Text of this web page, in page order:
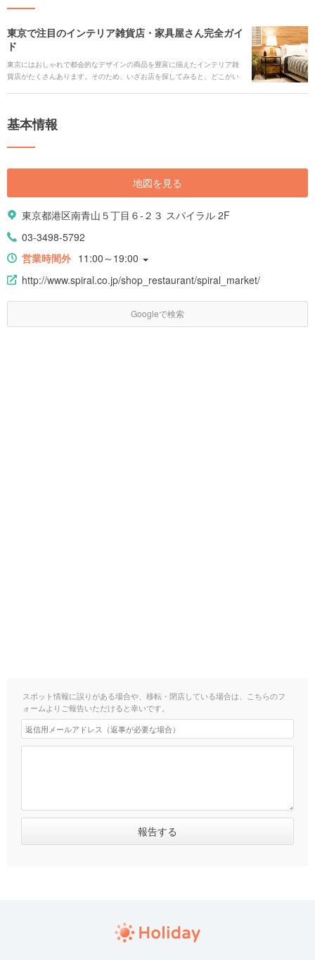
東京で注目のインテリア雑貨店・家具屋さん完全ガイ
ド
東京にはおしゃれで都会的なデザインの商品を豊富に揃えたインテリア雑
貨店がたくさんあります。そのため、いざお店を探してみると、どこがい
基本情報
地図を見る
東京都港区南青山５丁目６-２３ スパイラル 2F
03-3498-5792
営業時間外 11:00～19:00
http://www.spiral.co.jp/shop_restaurant/spiral_market/
Googleで検索
スポット情報に誤りがある場合や、移転・閉店している場合は、こちらのフ
ォームよりご報告いただけると幸いです。